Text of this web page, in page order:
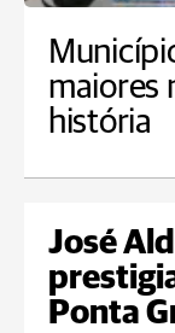
maiores
história
José
Ponta